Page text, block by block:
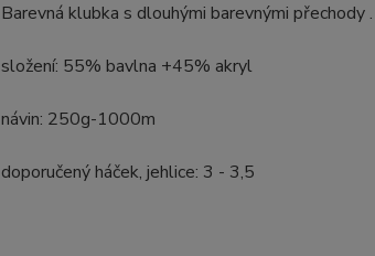
Barevná klubka s dlouhými barevnými přechody .
složení: 55% bavlna +45% akryl
návin: 250g-1000m
doporučený háček, jehlice: 3 - 3,5